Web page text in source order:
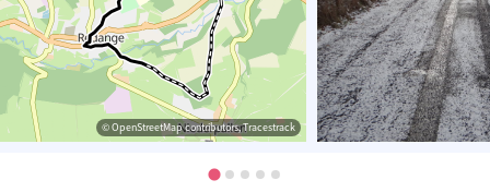
© OpenStreetMap contributors, Tracestrack